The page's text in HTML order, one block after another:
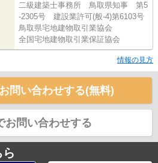
二級建築士事務所 鳥取県知事 第5
-2305号 建設業許可(般-4)第6103号
鳥取県宅地建物取引業協会
全国宅地建物取引業保証協会
情報の見方
問い合わせする(無料)
お問い合わせする